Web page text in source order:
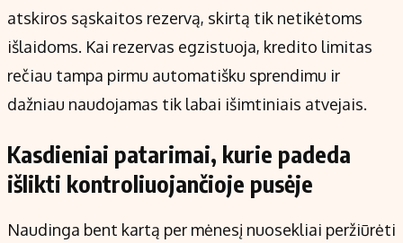
atskiros sąskaitos rezervą, skirtą tik netikėtoms
išlaidoms. Kai rezervas egzistuoja, kredito limitas
rečiau tampa pirmu automatišku sprendimu ir
dažniau naudojamas tik labai išimtiniais atvejais.
Kasdieniai patarimai, kurie padeda
išlikti kontroliuojančioje pusėje
Naudinga bent kartą per mėnesį nuosekliai peržiūrėti